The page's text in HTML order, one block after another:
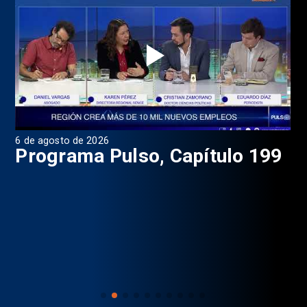
6 de agosto de 2026
Programa Pulso, Capítulo 199